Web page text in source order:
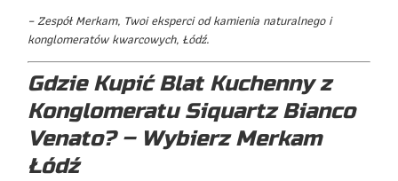
– Zespół Merkam, Twoi eksperci od kamienia naturalnego i
konglomeratów kwarcowych, Łódź.
Gdzie Kupić Blat Kuchenny z
Konglomeratu Siquartz Bianco
Venato? – Wybierz Merkam
Łódź